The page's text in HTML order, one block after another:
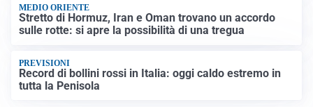
MEDIO ORIENTE
Stretto di Hormuz, Iran e Oman trovano un accordo
sulle rotte: si apre la possibilità di una tregua
PREVISIONI
Record di bollini rossi in Italia: oggi caldo estremo in
tutta la Penisola